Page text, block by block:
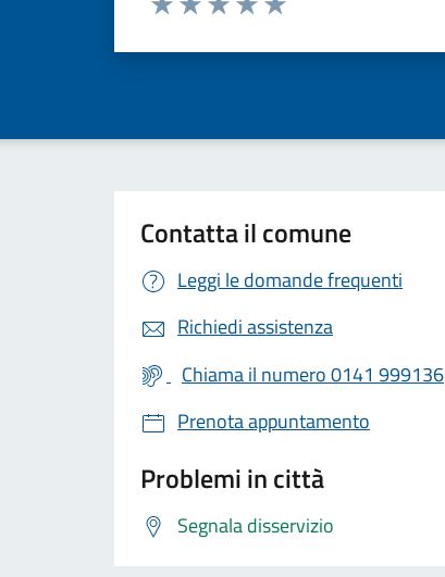
Contatta il comune
Leggi le domande frequenti
Richiedi assistenza
Chiama il numero 0141 999136
Prenota appuntamento
Problemi in città
Segnala disservizio